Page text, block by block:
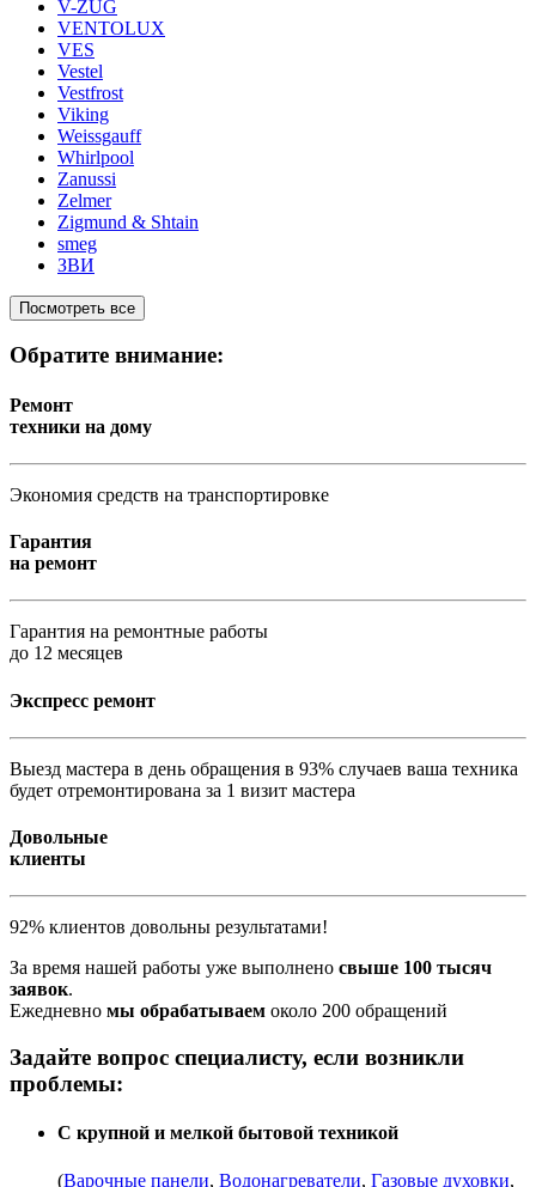
V-ZUG
VENTOLUX
VES
Vestel
Vestfrost
Viking
Weissgauff
Whirlpool
Zanussi
Zelmer
Zigmund & Shtain
smeg
ЗВИ
Посмотреть все
Обратите внимание:
Ремонт
техники на дому
Экономия средств на транспортировке
Гарантия
на ремонт
Гарантия на ремонтные работы
до 12 месяцев
Экспресс ремонт
Выезд мастера в день обращения в 93% случаев ваша техника
будет отремонтирована за 1 визит мастера
Довольные
клиенты
92% клиентов довольны результатами!
За время нашей работы уже выполнено свыше 100 тысяч
заявок.
Ежедневно мы обрабатываем около 200 обращений
Задайте вопрос специалисту, если возникли
проблемы:
С крупной и мелкой бытовой техникой
(Варочные панели, Водонагреватели, Газовые духовки,